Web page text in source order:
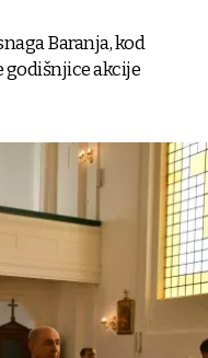
Baranja, kod
godišnjice akcije